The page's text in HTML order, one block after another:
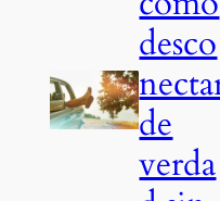
desco
de
verda